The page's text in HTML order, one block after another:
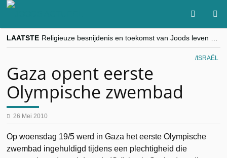
LAATSTE
“Besnijdenisdebat toont hoe moeilijk seculiere Westen minderheden begrijpt”, Jinnih Beels (Vooruit)
CITYTRIP | ROEMENIË – Boekarest: de verrassing van Oost-Europa
ISRAËL
Gaza opent eerste
Olympische zwembad
26 Mei 2010
Op woensdag 19/5 werd in Gaza het eerste Olympische
zwembad ingehuldigd tijdens een plechtigheid die